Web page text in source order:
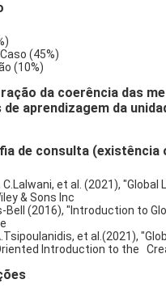
(45%)
(10%)
da coerência das
aprendizagem da
de consulta
C.Lalwani, et al. (2021),
& Sons Inc
Bell (2016), "Introduction to
et al.(2021),
Introduction to the